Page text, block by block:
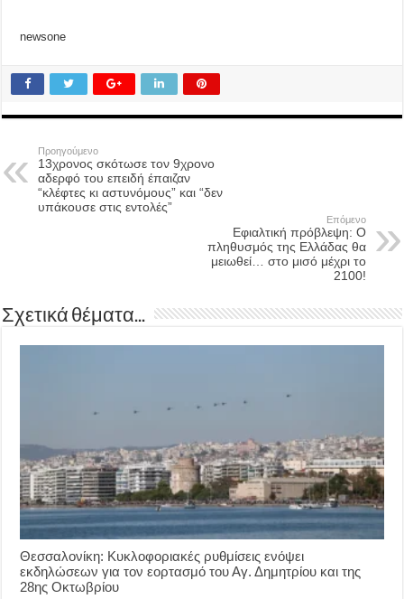
newsone
Προηγούμενο
13χρονος σκότωσε τον 9χρονο
αδερφό του επειδή έπαιζαν
“κλέφτες κι αστυνόμους” και “δεν
υπάκουσε στις εντολές”
Επόμενο
Εφιαλτική πρόβλεψη: Ο
πληθυσμός της Ελλάδας θα
μειωθεί… στο μισό μέχρι το
2100!
Σχετικά θέματα...
Θεσσαλονίκη: Κυκλοφοριακές ρυθμίσεις ενόψει
εκδηλώσεων για τον εορτασμό του Αγ. Δημητρίου και της
28ης Οκτωβρίου